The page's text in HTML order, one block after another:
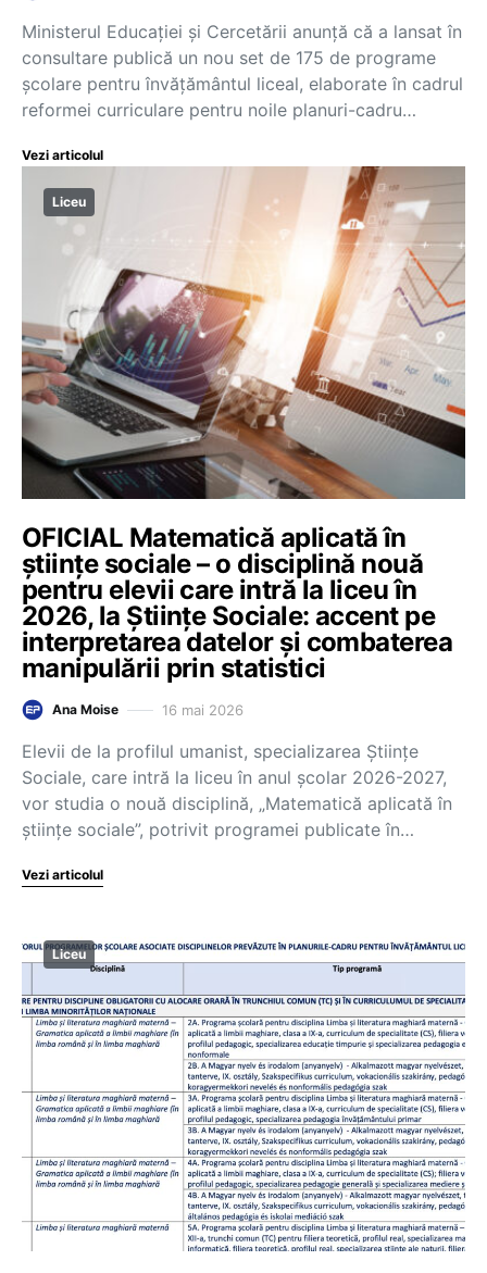
Ministerul Educației și Cercetării anunță că a lansat în
consultare publică un nou set de 175 de programe
școlare pentru învățământul liceal, elaborate în cadrul
reformei curriculare pentru noile planuri-cadru…
Vezi articolul
Liceu
OFICIAL Matematică aplicată în
științe sociale – o disciplină nouă
pentru elevii care intră la liceu în
2026, la Științe Sociale: accent pe
interpretarea datelor și combaterea
manipulării prin statistici
Ana Moise 16 mai 2026
Elevii de la profilul umanist, specializarea Științe
Sociale, care intră la liceu în anul școlar 2026-2027,
vor studia o nouă disciplină, „Matematică aplicată în
științe sociale”, potrivit programei publicate în…
Vezi articolul
Liceu